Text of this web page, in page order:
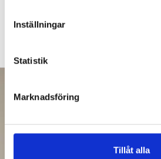
Inställningar
Statistik
Marknadsföring
Tillåt alla
UNDERVISNING